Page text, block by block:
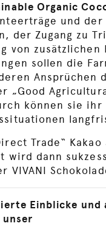
Organic
und
der Zugang zu
von zusätzlichen
sollen die
Ansprüchen
„Good
können sie ihr
Trade“
wird dann
VIVANI
Einblicke und